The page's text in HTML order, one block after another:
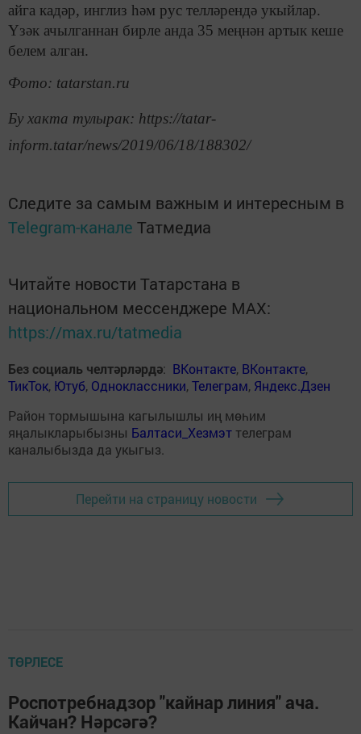
айга кадәр, инглиз һәм рус телләрендә укыйлар.
Үзәк ачылганнан бирле анда 35 меңнән артык кеше
белем алган.
Фото: tatarstan.ru
Бу хакта тулырак: https://tatar-
inform.tatar/news/2019/06/18/188302/
Следите за самым важным и интересным в
Telegram-канале Татмедиа
Читайте новости Татарстана в
национальном мессенджере MАХ:
https://max.ru/tatmedia
Без социаль челтәрләрдә: ВКонтакте, ВКонтакте,
ТикТок, Ютуб, Одноклассники,Телеграм, Яндекс.Дзен
Район тормышына кагылышлы иң мөһим
яңалыкларыбызны Балтаси_Хезмэт телеграм
каналыбызда да укыгыз.
Перейти на страницу новости
ТӨРЛЕСЕ
Роспотребнадзор "кайнар линия" ача.
Кайчан? Нәрсәгә?